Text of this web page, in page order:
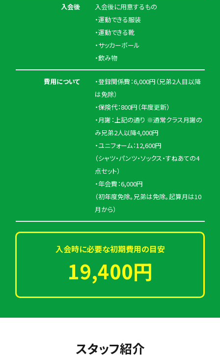
入会後
入会後に用意するもの
・運動できる服装
・運動できる靴
・サッカーボール
・飲み物
費用について
・登録関係費：6,000円（兄弟2人目以降
は免除）
・保険代：800円（年度更新）
・月謝：上記の通り ※通常クラス月謝の
み兄弟2人以降4,000円
・ユニフォーム：12,600円
（シャツ・パンツ・ソックス・すねあての4
点セット）
・年会費：6,000円
（初年度免除。兄弟は免除。起算月は10
月から）
入会時に必要な初期費用の目安
19,400円
スタッフ紹介